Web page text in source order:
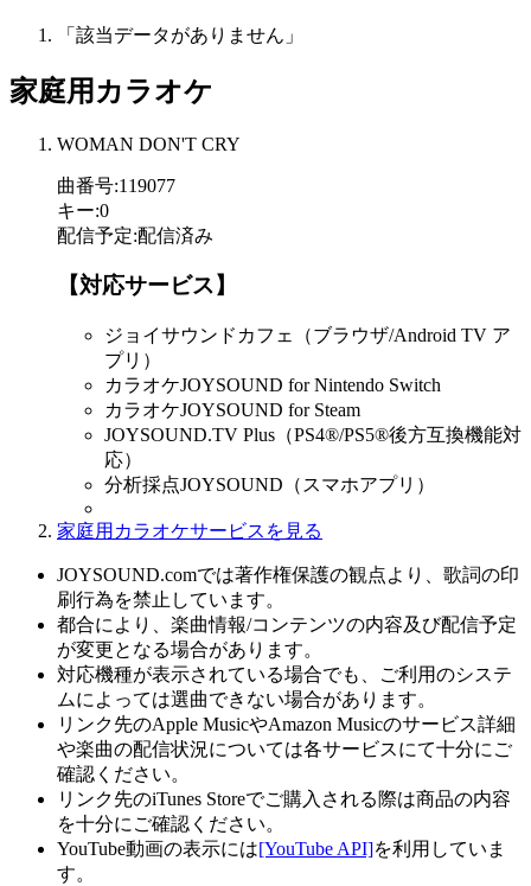
「該当データがありません」
家庭用カラオケ
WOMAN DON'T CRY
曲番号:119077
キー:0
配信予定:配信済み
【対応サービス】
ジョイサウンドカフェ（ブラウザ/Android TV ア
プリ）
カラオケJOYSOUND for Nintendo Switch
カラオケJOYSOUND for Steam
JOYSOUND.TV Plus（PS4®/PS5®後方互換機能対
応）
分析採点JOYSOUND（スマホアプリ）
家庭用カラオケサービスを見る
JOYSOUND.comでは著作権保護の観点より、歌詞の印
刷行為を禁止しています。
都合により、楽曲情報/コンテンツの内容及び配信予定
が変更となる場合があります。
対応機種が表示されている場合でも、ご利用のシステ
ムによっては選曲できない場合があります。
リンク先のApple MusicやAmazon Musicのサービス詳細
や楽曲の配信状況については各サービスにて十分にご
確認ください。
リンク先のiTunes Storeでご購入される際は商品の内容
を十分にご確認ください。
YouTube動画の表示には[YouTube API]を利用していま
す。